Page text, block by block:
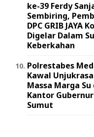
ke-39 Ferdy
Sembiring,
DPC GRIB JAYA
Digelar Dalam
Keberkahan
Polrestabes
Kawal Unjukrasa
Massa Marga Su
Kantor Gubernur
Sumut